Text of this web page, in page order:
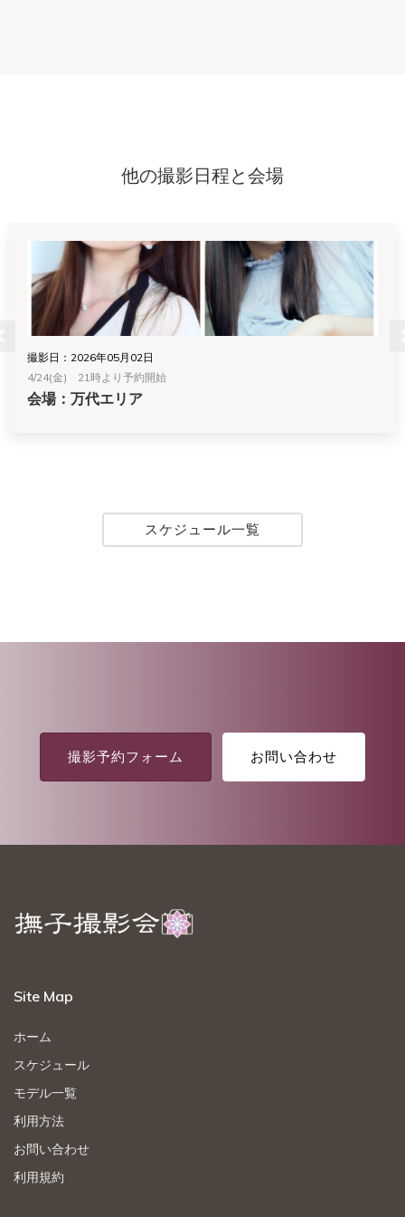
他の撮影日程と会場
撮影日：2026年05月02日
4/24(金) 21時より予約開始
会場：万代エリア
スケジュール一覧
撮影予約フォーム お問い合わせ
Site Map
ホーム
スケジュール
モデル一覧
利用方法
お問い合わせ
利用規約